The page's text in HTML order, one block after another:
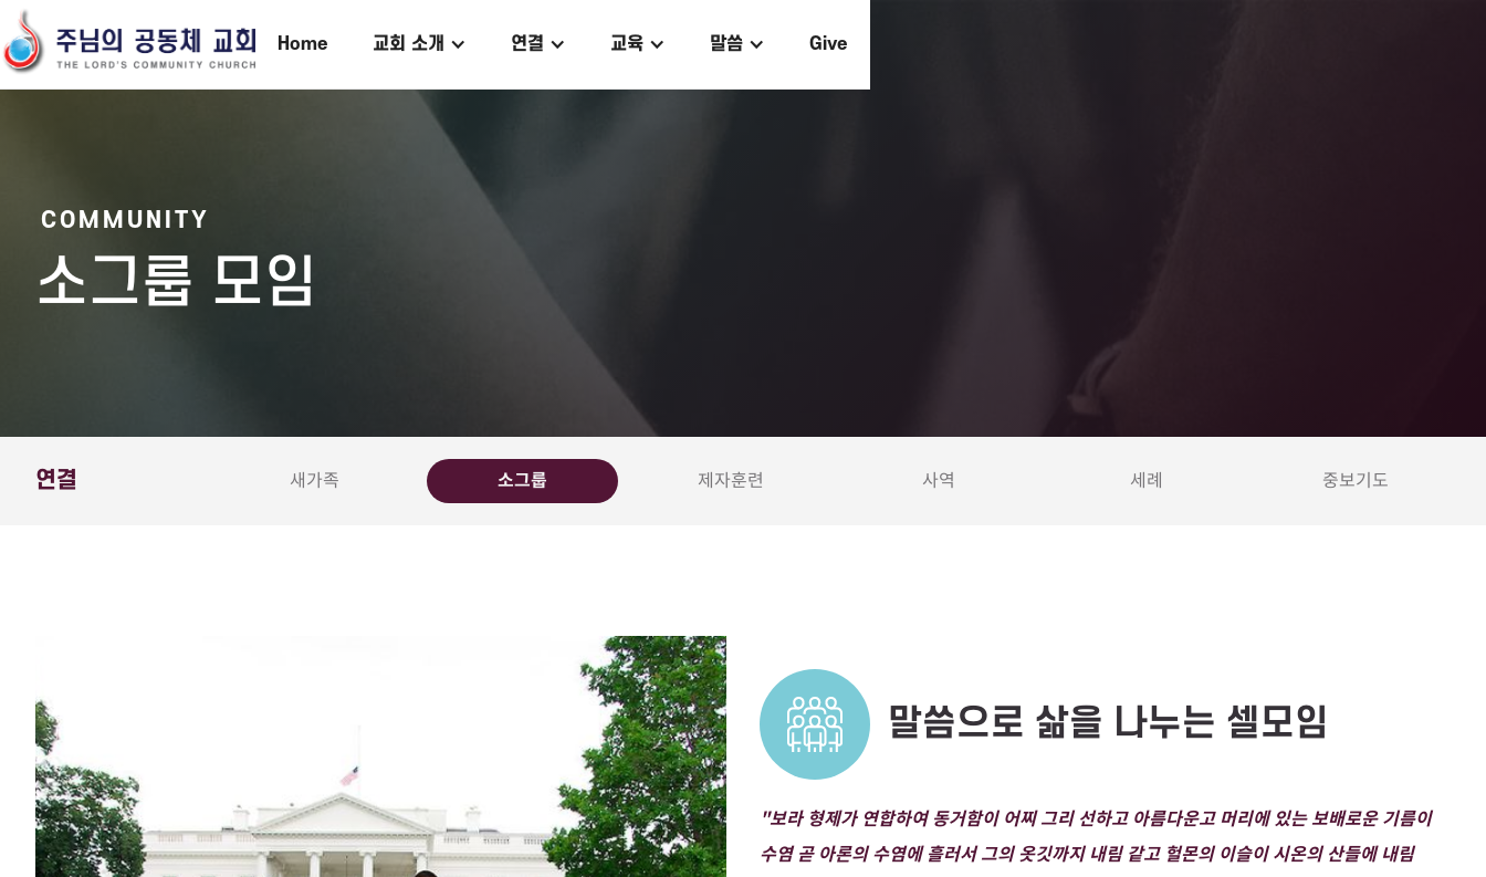
Home 교회 소개 연결 교육 말씀 Give
COMMUNITY
소그룹 모임
연결 새가족 소그룹 제자훈련 사역 세례 중보기도
말씀으로 삶을 나누는 셀모임
"보라 형제가 연합하여 동거함이 어찌 그리 선하고 아름다운고 머리에 있는 보배로운 기름이
수염 곧 아론의 수염에 흘러서 그의 옷깃까지 내림 같고 헐몬의 이슬이 시온의 산들에 내림